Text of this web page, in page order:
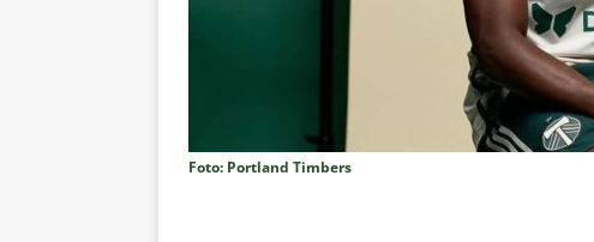
no tempo normal e os pontos de
[ 5 de agosto de 2026 ]
Casa cheia!
[ 5 de agosto de 2026 ] Fluminense
NOTÍCIAS
Foto: Portland Timbers